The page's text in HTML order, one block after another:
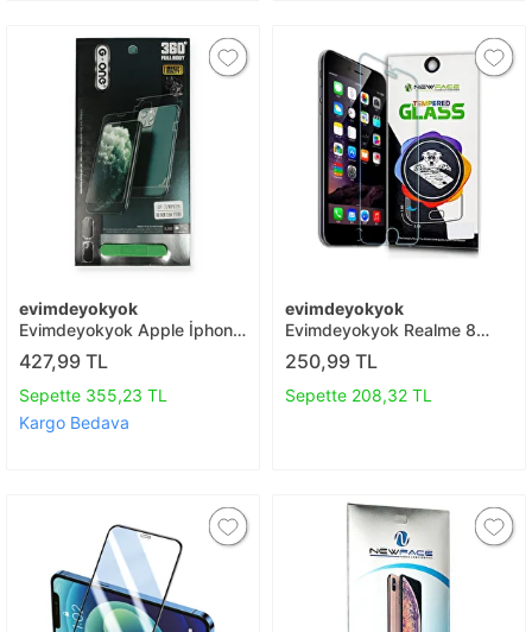
evimdeyokyok
Evimdeyokyok Apple İphone
13 Pro 360 Full Body Arka
Koruyucu T20
427,99 TL
Sepette 355,23 TL
Kargo Bedava
evimdeyokyok
Evimdeyokyok Realme 8
Temperli Cam Ekran
Koruyucu T20
250,99 TL
Sepette 208,32 TL